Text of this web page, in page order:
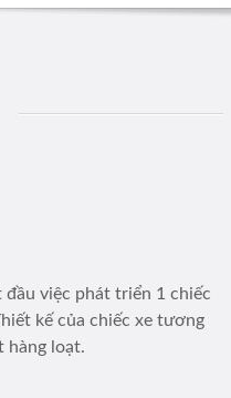
đầu việc phát triển 1 chiếc
kế của chiếc xe tương
hàng loạt.